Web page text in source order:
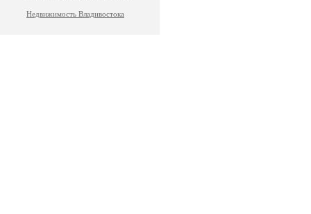
Недвижимость Владивостока